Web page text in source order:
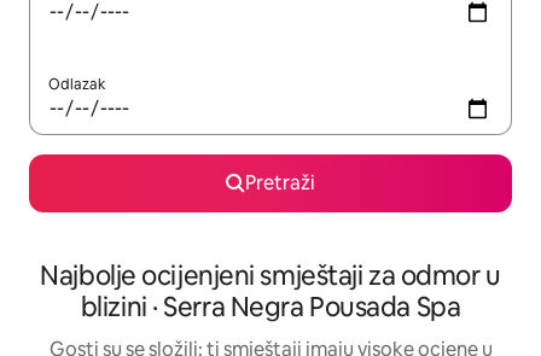
Odlazak
Pretraži
Najbolje ocijenjeni smještaji za odmor u
blizini · Serra Negra Pousada Spa
Gosti su se složili: ti smještaji imaju visoke ocjene u